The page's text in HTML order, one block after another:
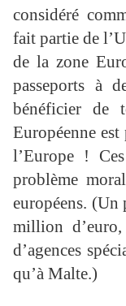
considéré
fait partie de
de la zone
passeports à
bénéficier de
Européenne
l’Europe !
problème
européens. (Un
million
d’agences
qu’à Malte.)